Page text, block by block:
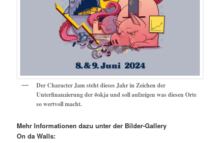
Der Character Jam steht dieses Jahr in Zeichen der
Unterfinanzierung der #okja und soll aufzeigen was diesen Orte
so wertvoll macht.
Mehr Informationen dazu unter der Bilder-Gallery
On da Walls: